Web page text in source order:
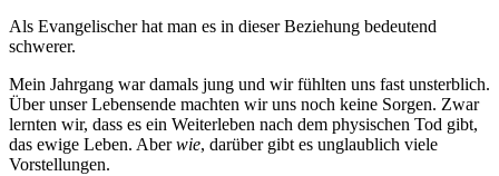
Als Evangelischer hat man es in dieser Beziehung bedeutend
schwerer.
Mein Jahrgang war damals jung und wir fühlten uns fast unsterblich.
Über unser Lebensende machten wir uns noch keine Sorgen. Zwar
lernten wir, dass es ein Weiterleben nach dem physischen Tod gibt,
das ewige Leben. Aberwie, darüber gibt es unglaublich viele
Vorstellungen.